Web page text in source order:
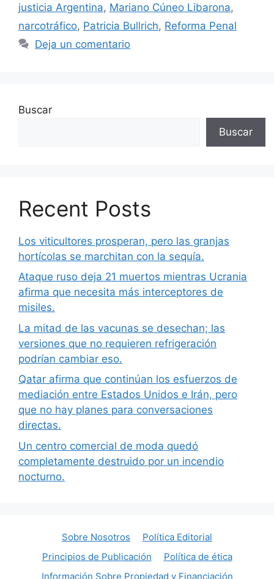
justicia Argentina, Mariano Cúneo Libarona,
narcotráfico, Patricia Bullrich, Reforma Penal
Deja un comentario
Buscar
Buscar
Recent Posts
Los viticultores prosperan, pero las granjas
hortícolas se marchitan con la sequía.
Ataque ruso deja 21 muertos mientras Ucrania
afirma que necesita más interceptores de
misiles.
La mitad de las vacunas se desechan; las
versiones que no requieren refrigeración
podrían cambiar eso.
Qatar afirma que continúan los esfuerzos de
mediación entre Estados Unidos e Irán, pero
que no hay planes para conversaciones
directas.
Un centro comercial de moda quedó
completamente destruido por un incendio
nocturno.
Sobre Nosotros
Política Editorial
Principios de Publicación
Política de ética
Información Sobre Propiedad y Financiación